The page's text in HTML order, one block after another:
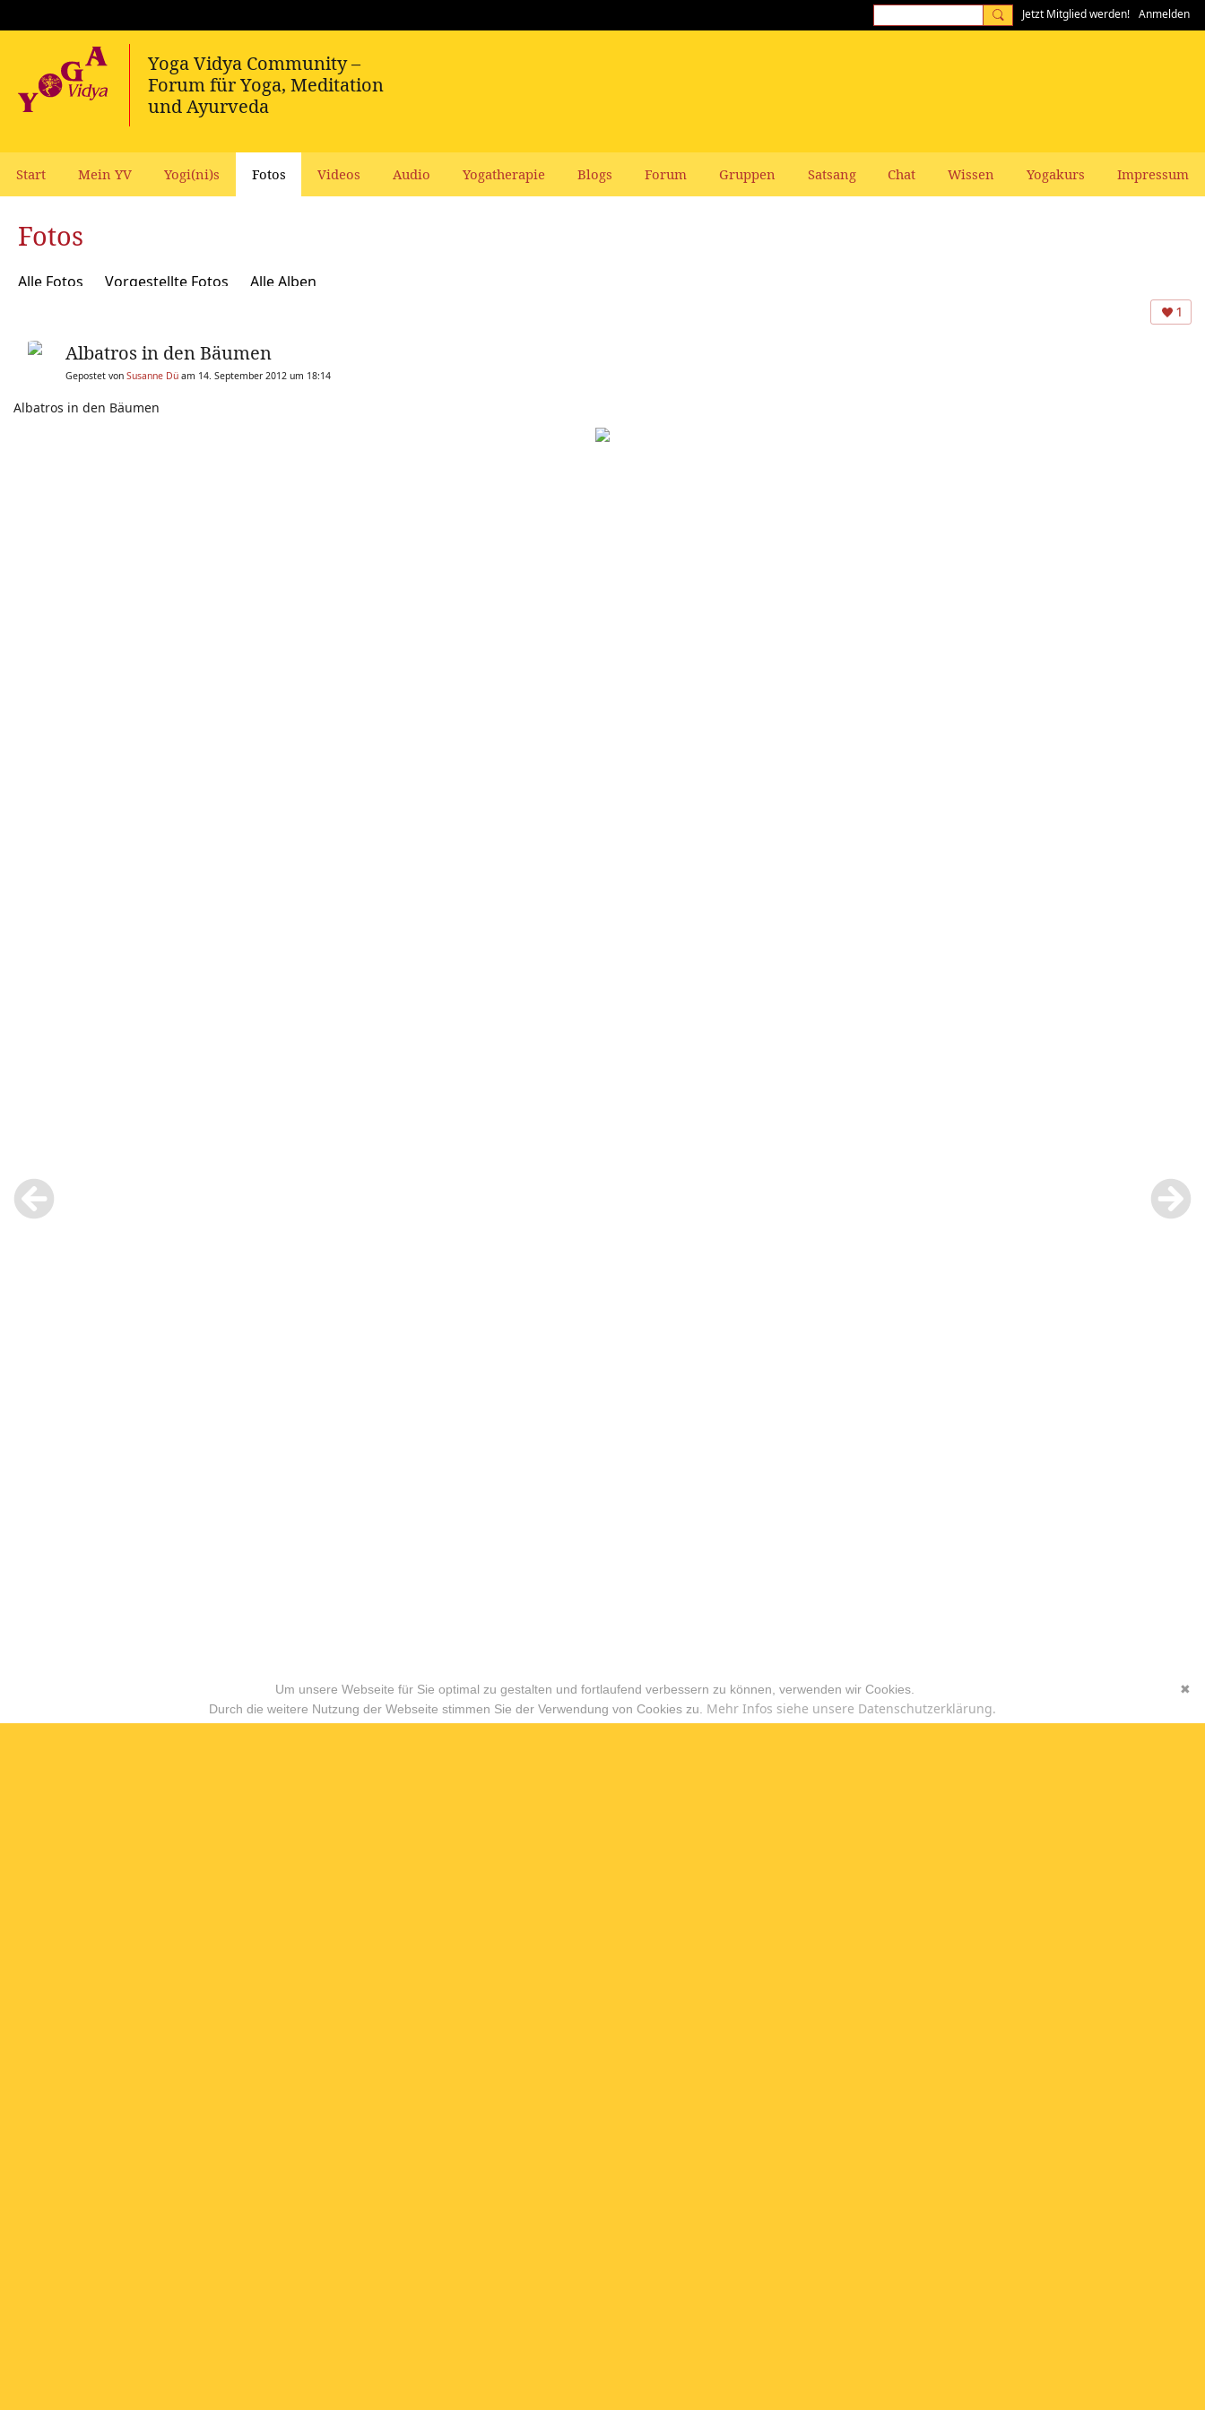
Jetzt Mitglied werden! Anmelden
Start Mein YV Yogi(ni)s Fotos Videos Audio Yogatherapie Blogs Forum Gruppen Satsang Chat Wissen Yogakurs Impressum
Fotos
Alle Fotos Vorgestellte Fotos Alle Alben
1
Albatros in den Bäumen
Gepostet von Susanne Dü am 14. September 2012 um 18:14
Albatros in den Bäumen
✖
Um unsere Webseite für Sie optimal zu gestalten und fortlaufend verbessern zu können, verwenden wir Cookies.
Durch die weitere Nutzung der Webseite stimmen Sie der Verwendung von Cookies zu. Mehr Infos siehe unsere Datenschutzerklärung.